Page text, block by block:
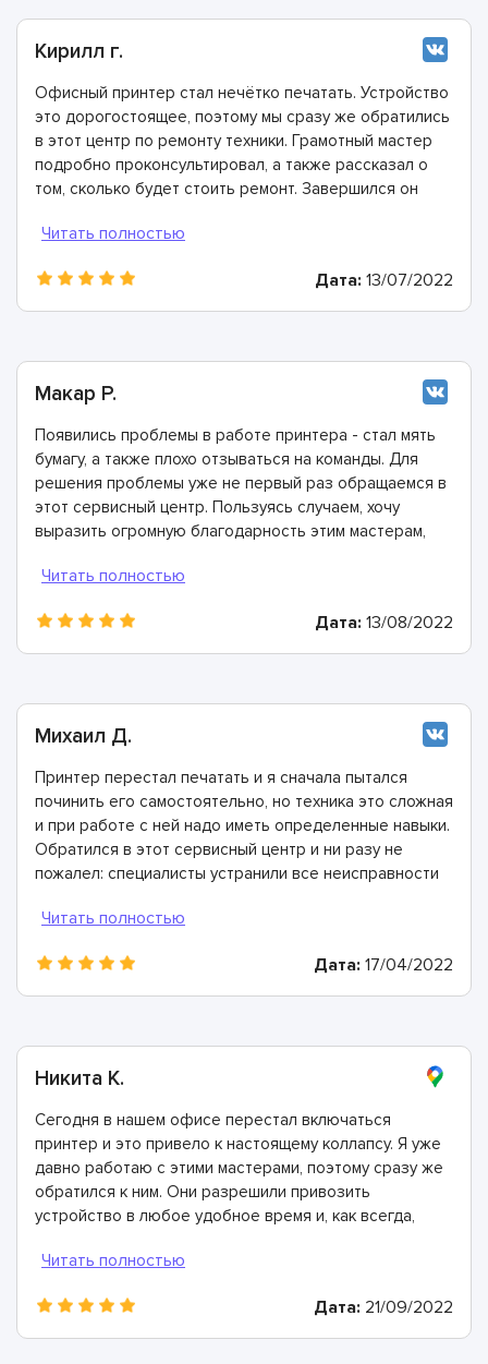
Кирилл г.
Офисный принтер стал нечётко печатать. Устройство
это дорогостоящее, поэтому мы сразу же обратились
в этот центр по ремонту техники. Грамотный мастер
подробно проконсультировал, а также рассказал о
том, сколько будет стоить ремонт. Завершился он
Дата: 13/07/2022
Макар Р.
Появились проблемы в работе принтера - стал мять
бумагу, а также плохо отзываться на команды. Для
решения проблемы уже не первый раз обращаемся в
этот сервисный центр. Пользуясь случаем, хочу
выразить огромную благодарность этим мастерам,
Дата: 13/08/2022
Михаил Д.
Принтер перестал печатать и я сначала пытался
починить его самостоятельно, но техника это сложная
и при работе с ней надо иметь определенные навыки.
Обратился в этот сервисный центр и ни разу не
пожалел: специалисты устранили все неисправности
мастеров!
Дата: 17/04/2022
Никита К.
Сегодня в нашем офисе перестал включаться
принтер и это привело к настоящему коллапсу. Я уже
давно работаю с этими мастерами, поэтому сразу же
обратился к ним. Они разрешили привозить
устройство в любое удобное время и, как всегда,
Спасибо!
Дата: 21/09/2022